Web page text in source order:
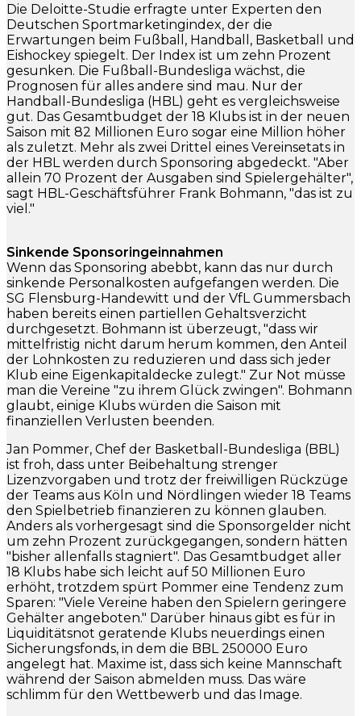
Die Deloitte-Studie erfragte unter Experten den
Deutschen Sportmarketingindex, der die
Erwartungen beim Fußball, Handball, Basketball und
Eishockey spiegelt. Der Index ist um zehn Prozent
gesunken. Die Fußball-Bundesliga wächst, die
Prognosen für alles andere sind mau. Nur der
Handball-Bundesliga (HBL) geht es vergleichsweise
gut. Das Gesamtbudget der 18 Klubs ist in der neuen
Saison mit 82 Millionen Euro sogar eine Million höher
als zuletzt. Mehr als zwei Drittel eines Vereinsetats in
der HBL werden durch Sponsoring abgedeckt. "Aber
allein 70 Prozent der Ausgaben sind Spielergehälter",
sagt HBL-Geschäftsführer Frank Bohmann, "das ist zu
viel."
Sinkende Sponsoringeinnahmen
Wenn das Sponsoring abebbt, kann das nur durch
sinkende Personalkosten aufgefangen werden. Die
SG Flensburg-Handewitt und der VfL Gummersbach
haben bereits einen partiellen Gehaltsverzicht
durchgesetzt. Bohmann ist überzeugt, "dass wir
mittelfristig nicht darum herum kommen, den Anteil
der Lohnkosten zu reduzieren und dass sich jeder
Klub eine Eigenkapitaldecke zulegt." Zur Not müsse
man die Vereine "zu ihrem Glück zwingen". Bohmann
glaubt, einige Klubs würden die Saison mit
finanziellen Verlusten beenden.
Jan Pommer, Chef der Basketball-Bundesliga (BBL)
ist froh, dass unter Beibehaltung strenger
Lizenzvorgaben und trotz der freiwilligen Rückzüge
der Teams aus Köln und Nördlingen wieder 18 Teams
den Spielbetrieb finanzieren zu können glauben.
Anders als vorhergesagt sind die Sponsorgelder nicht
um zehn Prozent zurückgegangen, sondern hätten
"bisher allenfalls stagniert". Das Gesamtbudget aller
18 Klubs habe sich leicht auf 50 Millionen Euro
erhöht, trotzdem spürt Pommer eine Tendenz zum
Sparen: "Viele Vereine haben den Spielern geringere
Gehälter angeboten." Darüber hinaus gibt es für in
Liquiditätsnot geratende Klubs neuerdings einen
Sicherungsfonds, in dem die BBL 250000 Euro
angelegt hat. Maxime ist, dass sich keine Mannschaft
während der Saison abmelden muss. Das wäre
schlimm für den Wettbewerb und das Image.